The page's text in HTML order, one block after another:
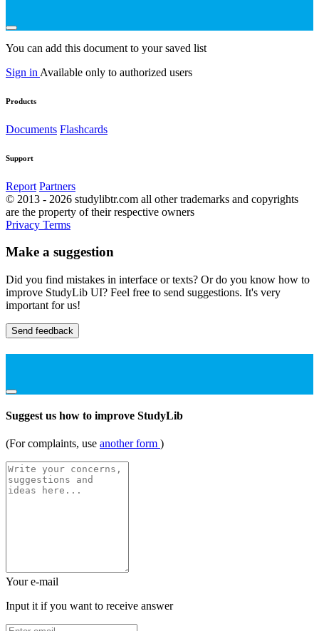
You can add this document to your saved list
Sign in Available only to authorized users
Products
Documents Flashcards
Support
Report Partners
© 2013 - 2026 studylibtr.com all other trademarks and copyrights
are the property of their respective owners
Privacy Terms
Make a suggestion
Did you find mistakes in interface or texts? Or do you know how to
improve StudyLib UI? Feel free to send suggestions. It's very
important for us!
Send feedback
Suggest us how to improve StudyLib
(For complaints, use another form )
Your e-mail
Input it if you want to receive answer